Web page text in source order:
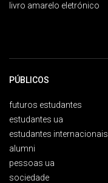
livro amarelo eletrónico
PÚBLICOS
futuros estudantes
estudantes ua
estudantes internacionais
alumni
pessoas ua
sociedade